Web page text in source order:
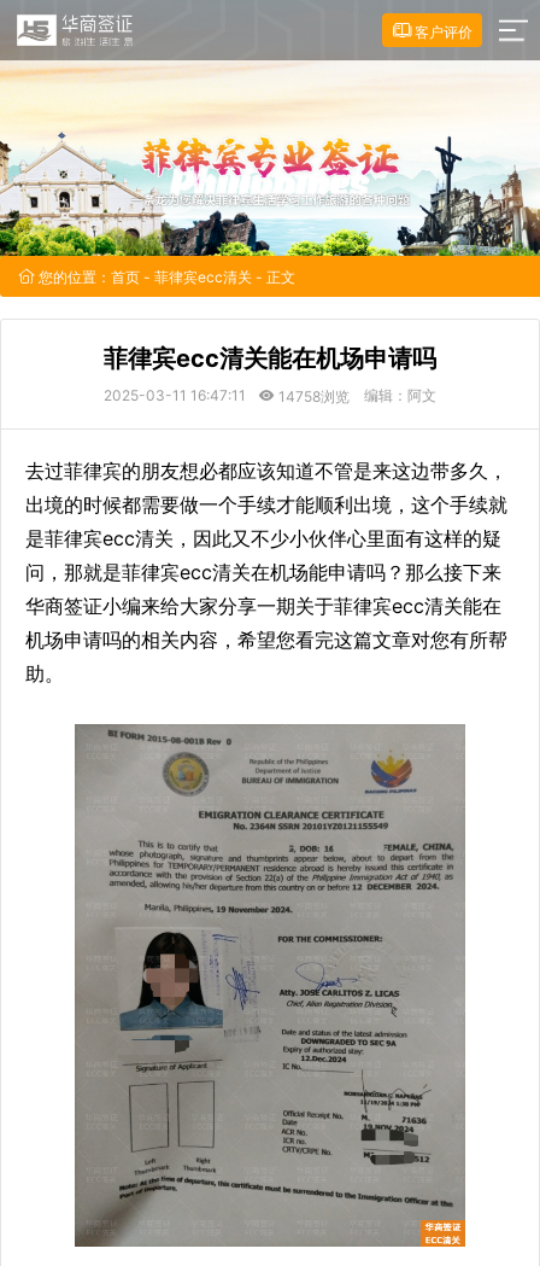
客户评价
您的位置： 首页 - 菲律宾ecc清关 - 正文
菲律宾ecc清关能在机场申请吗
2025-03-11 16:47:11 14758浏览 编辑：阿文
去过菲律宾的朋友想必都应该知道不管是来这边带多久，
出境的时候都需要做一个手续才能顺利出境，这个手续就
是菲律宾ecc清关，因此又不少小伙伴心里面有这样的疑
问，那就是菲律宾ecc清关在机场能申请吗？那么接下来
华商签证小编来给大家分享一期关于菲律宾ecc清关能在
机场申请吗的相关内容，希望您看完这篇文章对您有所帮
助。